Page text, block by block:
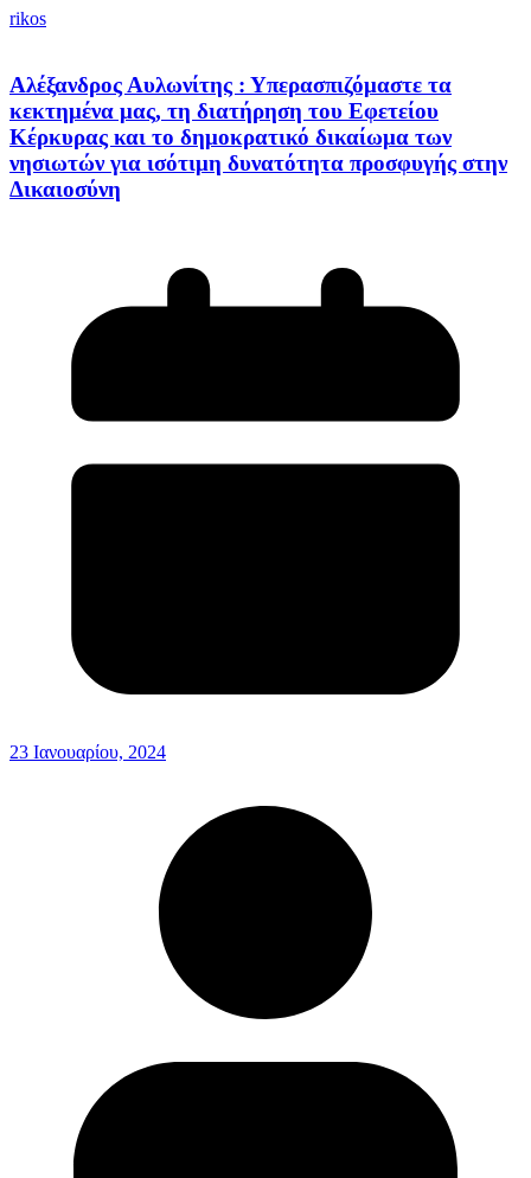
rikos
Αλέξανδρος Αυλωνίτης : Υπερασπιζόμαστε τα
κεκτημένα μας, τη διατήρηση του Εφετείου
Κέρκυρας και το δημοκρατικό δικαίωμα των
νησιωτών για ισότιμη δυνατότητα προσφυγής στην
Δικαιοσύνη
23 Ιανουαρίου, 2024